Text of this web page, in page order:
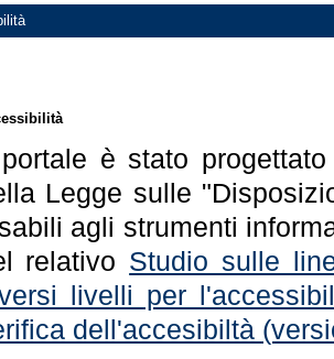
è stato
Legge sulle
agli strumenti
relativo Studio sulle
livelli per
dell'accesibiltà